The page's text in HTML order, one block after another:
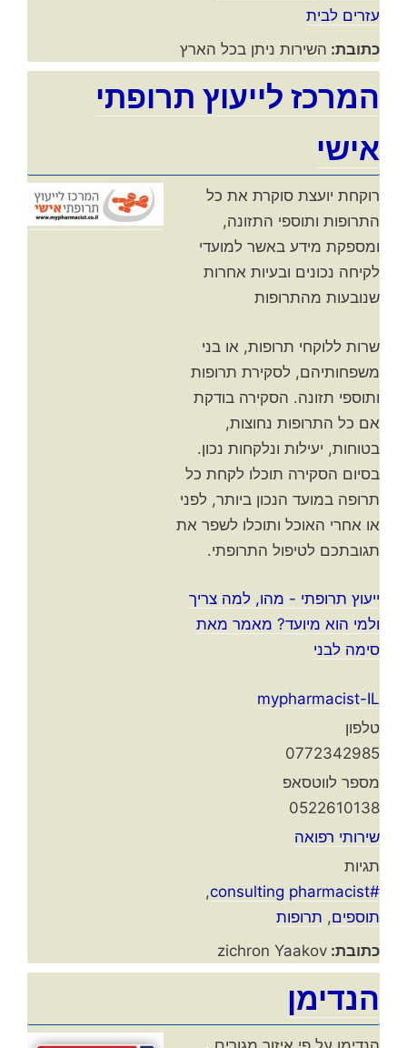
עזרים לבית
כתובת: השירות ניתן בכל הארץ
המרכז לייעוץ תרופתי
אישי
רוקחת יועצת סוקרת את כל
התרופות ותוספי התזונה,
ומספקת מידע באשר למועדי
לקיחה נכונים ובעיות אחרות
שנובעות מהתרופות
שרות ללוקחי תרופות, או בני
משפחותיהם, לסקירת תרופות
ותוספי תזונה. הסקירה בודקת
אם כל התרופות נחוצות,
בטוחות, יעילות ונלקחות נכון.
בסיום הסקירה תוכלו לקחת כל
תרופה במועד הנכון ביותר, לפני
או אחרי האוכל ותוכלו לשפר את
תגובתכם לטיפול התרופתי.
ייעוץ תרופתי - מהו, למה צריך
ולמי הוא מיועד? מאמר מאת
סימה לבני
mypharmacist-IL
טלפון
0772342985
מספר לווטסאפ
0522610138
שירותי רפואה
תגיות
#consulting pharmacist
,
תוספים, תרופות
כתובת: zichron Yaakov
הנדימן